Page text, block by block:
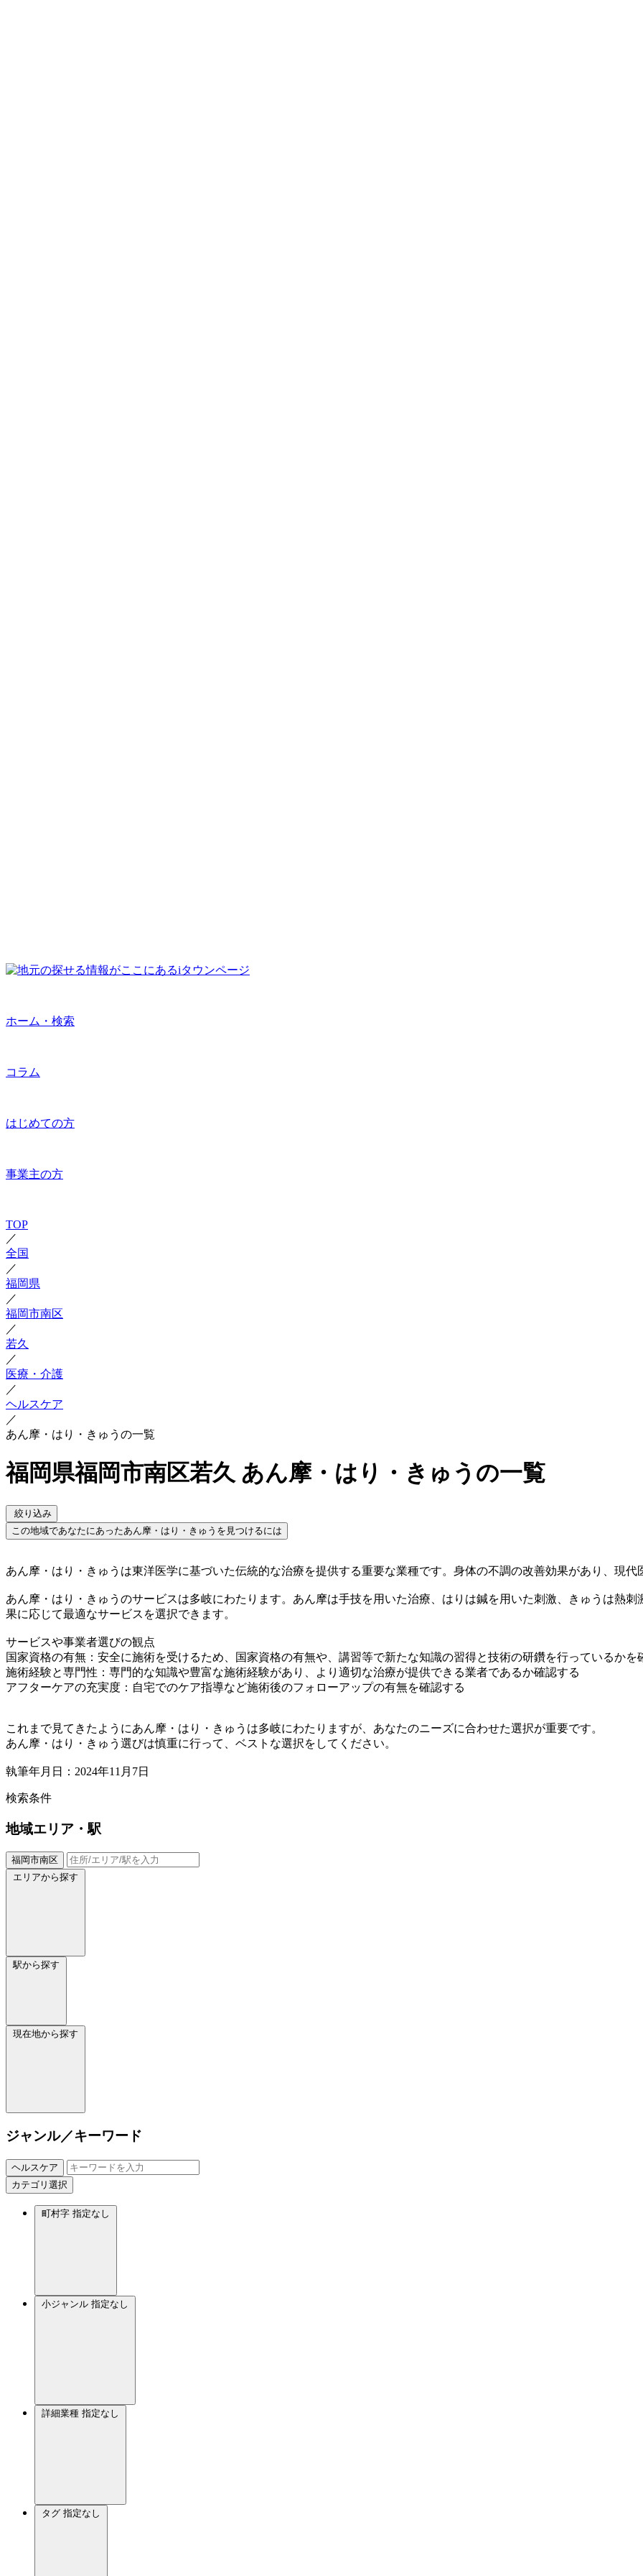
ホーム・検索
コラム
はじめての方
事業主の方
TOP
／
全国
／
福岡県
／
福岡市南区
／
若久
／
医療・介護
／
ヘルスケア
／
あん摩・はり・きゅうの一覧
福岡県福岡市南区若久 あん摩・はり・きゅうの一覧
絞り込み
この地域であなたにあったあん摩・はり・きゅうを見つけるには
あん摩・はり・きゅうは東洋医学に基づいた伝統的な治療を提供する重要な業種です。身体の不調の改善効果があり、現
あん摩・はり・きゅうのサービスは多岐にわたります。あん摩は手技を用いた治療、はりは鍼を用いた刺激、きゅうは熱
果に応じて最適なサービスを選択できます。
サービスや事業者選びの観点
国家資格の有無：安全に施術を受けるため、国家資格の有無や、講習等で新たな知識の習得と技術の研鑽を行っているかを
施術経験と専門性：専門的な知識や豊富な施術経験があり、より適切な治療が提供できる業者であるか確認する
アフターケアの充実度：自宅でのケア指導など施術後のフォローアップの有無を確認する
これまで見てきたようにあん摩・はり・きゅうは多岐にわたりますが、あなたのニーズに合わせた選択が重要です。
あん摩・はり・きゅう選びは慎重に行って、ベストな選択をしてください。
執筆年月日：2024年11月7日
検索条件
地域エリア・駅
福岡市南区
エリアから探す
駅から探す
現在地から探す
ジャンル／キーワード
ヘルスケア
カテゴリ選択
町村字 指定なし
小ジャンル 指定なし
詳細業種 指定なし
タグ 指定なし